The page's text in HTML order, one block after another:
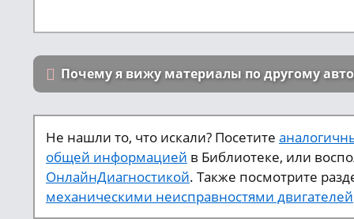
Почему я вижу материалы по другому
Не нашли то, что искали? Посетите
общей информацией в Библиотеке, или
ОнлайнДиагностикой. Также посмотрите
механическими неисправностями двигателей